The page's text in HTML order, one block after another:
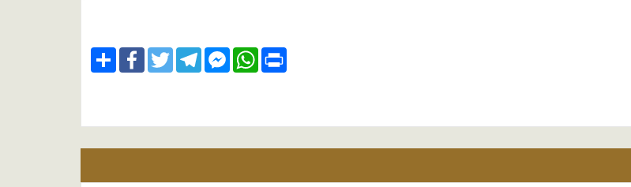
ShareFacebookTwitterTelegramFacebook
Messenger
WhatsApp Print